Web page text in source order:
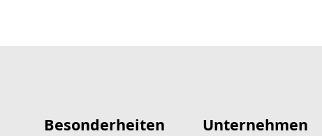
Besonderheiten Unternehmen